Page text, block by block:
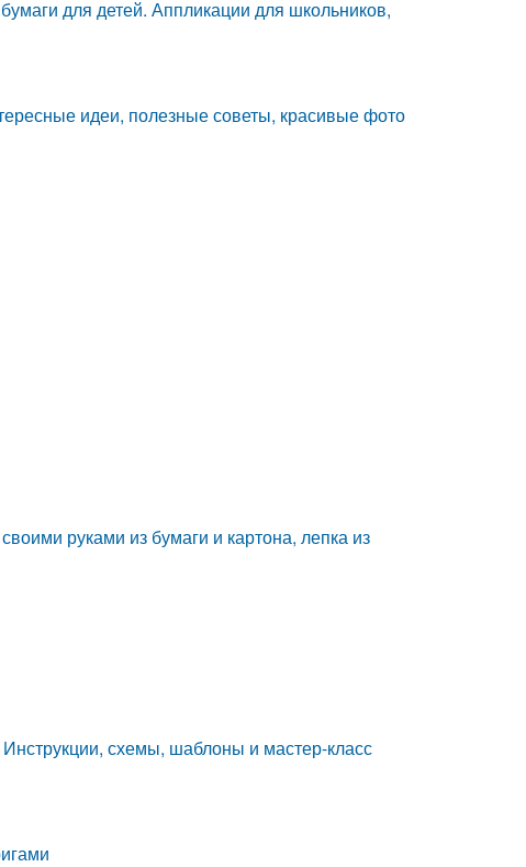
для детей. Аппликации для школьников,
идеи, полезные советы, красивые фото
руками из бумаги и картона, лепка из
схемы, шаблоны и мастер-класс